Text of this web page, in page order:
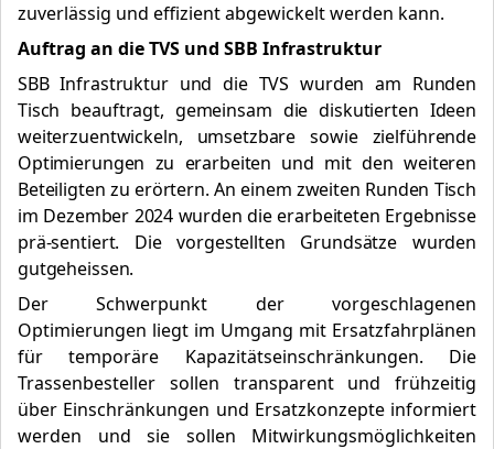
zuverlässig und effizient abgewickelt werden kann.
Auftrag an die TVS und SBB Infrastruktur
SBB Infrastruktur und die TVS wurden am Runden
Tisch beauftragt, gemeinsam die diskutierten Ideen
weiterzuentwickeln, umsetzbare sowie zielführende
Optimierungen zu erarbeiten und mit den weiteren
Beteiligten zu erörtern. An einem zweiten Runden Tisch
im Dezember 2024 wurden die erarbeiteten Ergebnisse
prä-sentiert. Die vorgestellten Grundsätze wurden
gutgeheissen.
Der Schwerpunkt der vorgeschlagenen
Optimierungen liegt im Umgang mit Ersatzfahrplänen
für temporäre Kapazitätseinschränkungen. Die
Trassenbesteller sollen transparent und frühzeitig
über Einschränkungen und Ersatzkonzepte informiert
werden und sie sollen Mitwirkungsmöglichkeiten